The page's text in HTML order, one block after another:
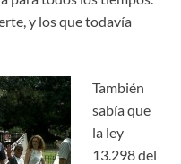
y los que todavía
También
sabía que
la ley
13.298 del